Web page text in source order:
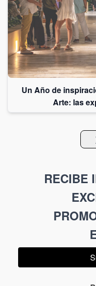
Un Año de
Arte: las
RECIBE